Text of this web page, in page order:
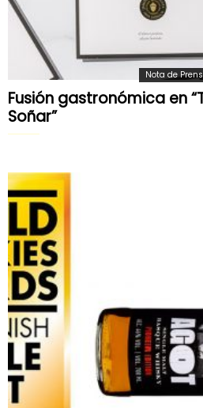
Nota de
Fusión gastronómica en
Soñar”